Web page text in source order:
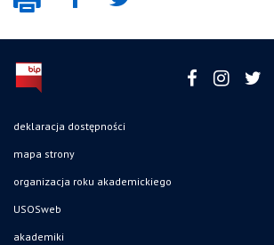
deklaracja dostępności
mapa strony
organizacja roku akademickiego
USOSweb
akademiki